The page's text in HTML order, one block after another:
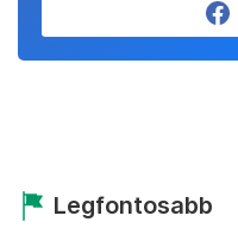
Legfontosabb